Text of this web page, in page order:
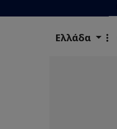
Ελλάδα